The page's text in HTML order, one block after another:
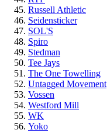
Russell Athletic
Seidensticker
SOL'S
Spiro
Stedman
Tee Jays
The One Towelling
Untagged Movement
Vossen
Westford Mill
WK
Yoko